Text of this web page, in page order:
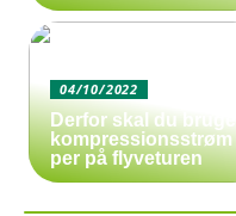
04/10/2022
Derfor skal du bruge
kompressionsstrøm
per på flyveturen